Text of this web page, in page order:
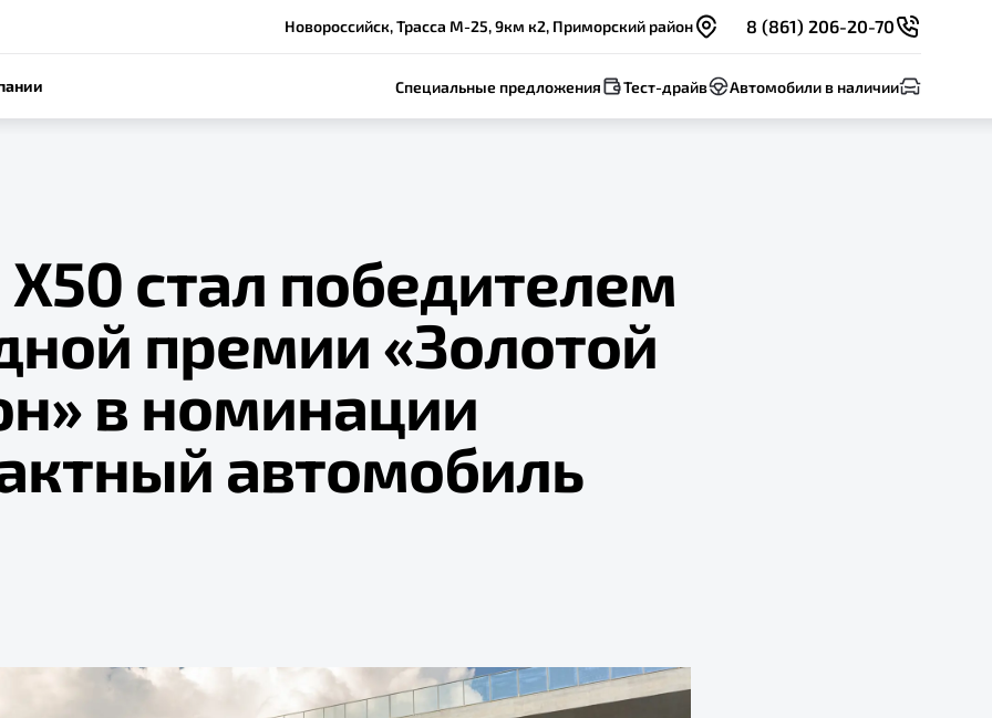
Новороссийск, Трасса М-25, 9км к2, Приморский район 8 (861) 206-20-70
Специальные предложения Тест-драйв Автомобили в наличии
стал победителем
премии «Золотой
в номинации
автомобиль